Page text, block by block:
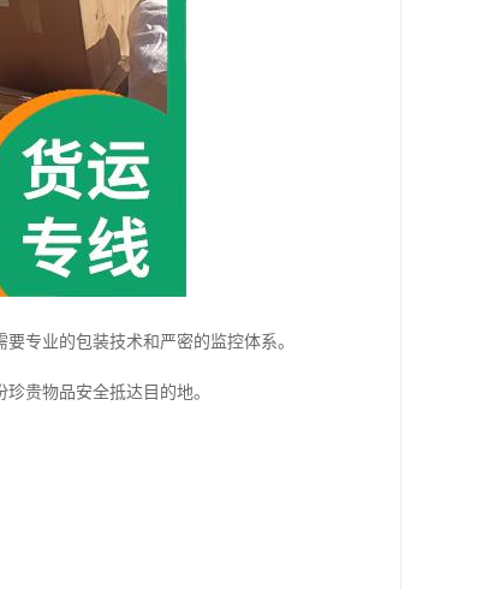
专业的包装技术和严密的监控体系。
贵物品安全抵达目的地。